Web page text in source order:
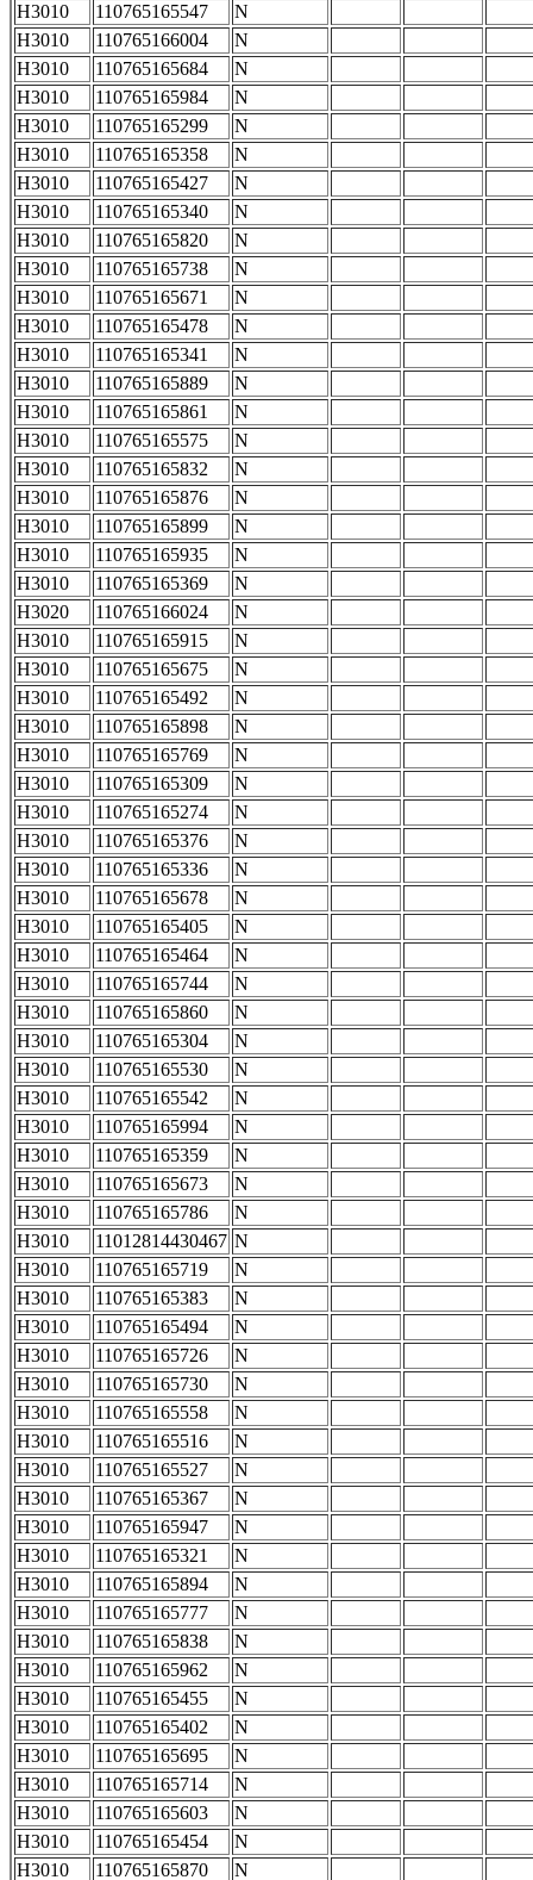
H3010
110765165547
N
H3010
110765166004
N
H3010
110765165684
N
H3010
110765165984
N
H3010
110765165299
N
H3010
110765165358
N
H3010
110765165427
N
H3010
110765165340
N
H3010
110765165820
N
H3010
110765165738
N
H3010
110765165671
N
H3010
110765165478
N
H3010
110765165341
N
H3010
110765165889
N
H3010
110765165861
N
H3010
110765165575
N
H3010
110765165832
N
H3010
110765165876
N
H3010
110765165899
N
H3010
110765165935
N
H3010
110765165369
N
H3020
110765166024
N
H3010
110765165915
N
H3010
110765165675
N
H3010
110765165492
N
H3010
110765165898
N
H3010
110765165769
N
H3010
110765165309
N
H3010
110765165274
N
H3010
110765165376
N
H3010
110765165336
N
H3010
110765165678
N
H3010
110765165405
N
H3010
110765165464
N
H3010
110765165744
N
H3010
110765165860
N
H3010
110765165304
N
H3010
110765165530
N
H3010
110765165542
N
H3010
110765165994
N
H3010
110765165359
N
H3010
110765165673
N
H3010
110765165786
N
H3010
11012814430467 N
H3010
110765165719
N
H3010
110765165383
N
H3010
110765165494
N
H3010
110765165726
N
H3010
110765165730
N
H3010
110765165558
N
H3010
110765165516
N
H3010
110765165527
N
H3010
110765165367
N
H3010
110765165947
N
H3010
110765165321
N
H3010
110765165894
N
H3010
110765165777
N
H3010
110765165838
N
H3010
110765165962
N
H3010
110765165455
N
H3010
110765165402
N
H3010
110765165695
N
H3010
110765165714
N
H3010
110765165603
N
H3010
110765165454
N
H3010
110765165870 N